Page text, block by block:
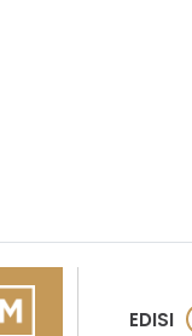
EDISI